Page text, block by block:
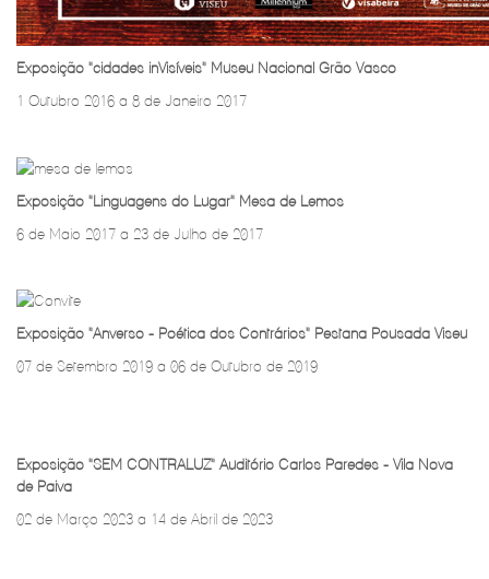
Exposição "cidades inVisíveis" Museu Nacional Grão Vasco
1 Outubro 2016 a 8 de Janeiro 2017
Exposição "Linguagens do Lugar" Mesa de Lemos
6 de Maio 2017 a 23 de Julho de 2017
Exposição "Anverso - Poética dos Contrários" Pestana Pousada Viseu
07 de Setembro 2019 a 06 de Outubro de 2019
Exposição "SEM CONTRALUZ" Auditório Carlos Paredes - Vila Nova
de Paiva
02 de Março 2023 a 14 de Abril de 2023